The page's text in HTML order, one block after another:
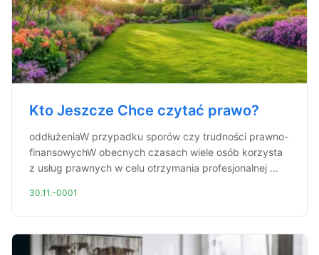
Kto Jeszcze Chce czytać prawo?
oddłużeniaW przypadku sporów czy trudności prawno-
finansowychW obecnych czasach wiele osób korzysta
z usług prawnych w celu otrzymania profesjonalnej ...
30.11.-0001